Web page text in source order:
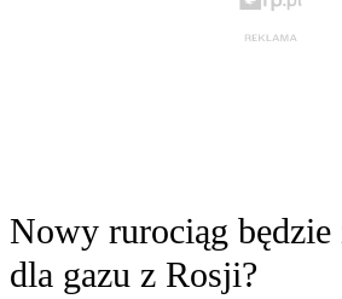
Nowy rurociąg będzie
dla gazu z Rosji?